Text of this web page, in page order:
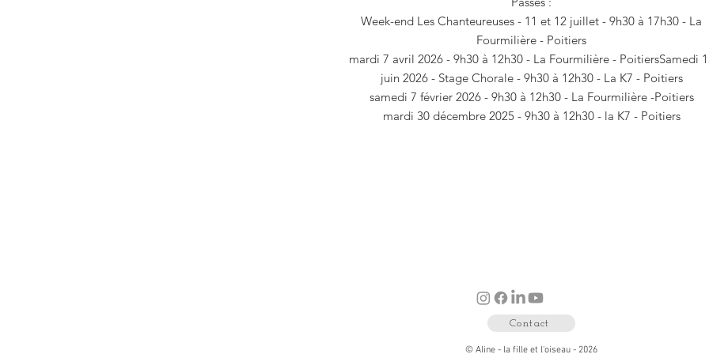
Week-end Les Chanteureuses - 11 et 12 juillet - 9h30 à 17h30 - La
Fourmilière - Poitiers
mardi 7 avril 2026 - 9h30 à 12h30 - La Fourmilière - PoitiersSamedi
juin 2026 - Stage Chorale - 9h30 à 12h30 - La K7 - Poitiers
samedi 7 février 2026 - 9h30 à 12h30 - La Fourmilière -Poitiers
mardi 30 décembre 2025 - 9h30 à 12h30 - la K7 - Poitiers
Contact
© Aline - la fille et l'oiseau - 2026